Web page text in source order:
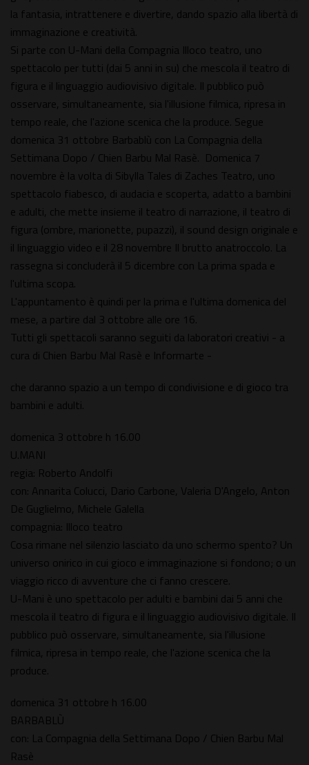
la fantasia, intrattenere e divertire, dando spazio alla libertà di
immaginazione e creatività.
Si parte con U-Mani della Compagnia Illoco teatro, uno
spettacolo per tutti (dai 5 anni in su) che mescola il teatro di
figura e il linguaggio audiovisivo digitale. Il pubblico può
osservare, simultaneamente, sia l'illusione filmica, ripresa in
tempo reale, che l'azione scenica che la produce. Segue
domenica 31 ottobre Barbablù con La Compagnia della
Settimana Dopo / Chien Barbu Mal Rasè. Domenica 7
novembre è la volta di Sibylla Tales di Zaches Teatro, uno
spettacolo fiabesco, di audacia e scoperta, adatto a bambini
e adulti, che mette insieme il teatro di narrazione, il teatro di
figura (ombre, marionette, pupazzi), il sound design originale e
il linguaggio video e il 28 novembre Il brutto anatroccolo. La
rassegna si concluderà il 5 dicembre con La prima spada e
l'ultima scopa.
L'appuntamento è quindi per la prima e l'ultima domenica del
mese, a partire dal 3 ottobre alle ore 16.
Tutti gli spettacoli saranno seguiti da laboratori creativi - a
cura di Chien Barbu Mal Rasè e Informarte -
che daranno spazio a un tempo di condivisione e di gioco tra
bambini e adulti.
domenica 3 ottobre h 16.00
U.MANI
regia: Roberto Andolfi
con: Annarita Colucci, Dario Carbone, Valeria D'Angelo, Anton
De Guglielmo, Michele Galella
compagnia: Illoco teatro
Cosa rimane nel silenzio lasciato da uno schermo spento? Un
universo onirico in cui gioco e immaginazione si fondono; o un
viaggio ricco di avventure che ci fanno crescere.
U-Mani è uno spettacolo per adulti e bambini dai 5 anni che
mescola il teatro di figura e il linguaggio audiovisivo digitale. Il
pubblico può osservare, simultaneamente, sia l'illusione
filmica, ripresa in tempo reale, che l'azione scenica che la
produce.
domenica 31 ottobre h 16.00
BARBABLÙ
con: La Compagnia della Settimana Dopo / Chien Barbu Mal
Rasè